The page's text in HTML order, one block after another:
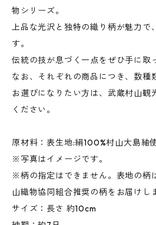
物シリーズ。
上品な光沢と独特の織り柄が魅力で
す。
伝統の技が息づく一点をぜひ手に取
なお、それぞれの商品につき、数種
お選びになりたい方は、武蔵村山観
ください。
原材料：表生地:絹100%村山大島紬
※写真はイメージです。
※柄の指定はできません。表地の柄
山織物協同組合推奨の柄をお届けし
サイズ：長さ 約10cm